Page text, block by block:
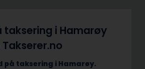
taksering i Hamarøy
på taksering i Hamarøy.